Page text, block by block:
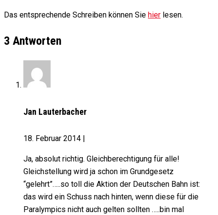
Das entsprechende Schreiben können Sie hier lesen.
3 Antworten
Jan Lauterbacher
18. Februar 2014
Ja, absolut richtig. Gleichberechtigung für alle!
Gleichstellung wird ja schon im Grundgesetz
“gelehrt”…..so toll die Aktion der Deutschen Bahn ist:
das wird ein Schuss nach hinten, wenn diese für die
Paralympics nicht auch gelten sollten …..bin mal